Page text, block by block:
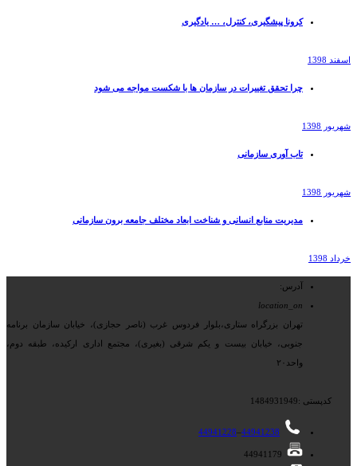
کرونا پیشگیری، کنترل، … یادگیری
اسفند 1398
چرا تحقق تغییرات در سازمان ها با شکست مواجه می شود
شهریور 1398
تاب آوری سازمانی
شهریور 1398
مدیریت منابع انسانی و شناخت ابعاد مختلف جامعه برون سازمانی
خرداد 1398
آدرس:
location_on
تهران بزرگراه ستاری،بلوار فردوس غرب (ناصر حجازی)، خیابان سازمان برنامه
جنوبی، خیابان بیست و یکم شرقی (بغیری)، مجتمع اداری ارکیده، طبقه دوم،
واحد۲۰
کدپستی :1484931949
44941238
–
44941228